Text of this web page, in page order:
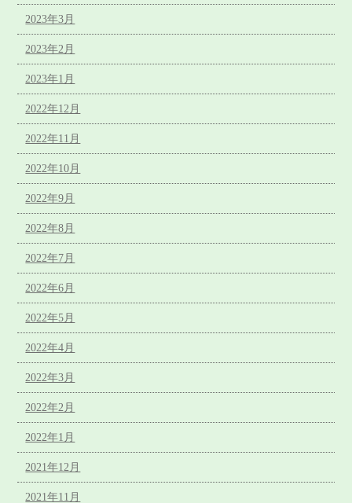
2023年3月
2023年2月
2023年1月
2022年12月
2022年11月
2022年10月
2022年9月
2022年8月
2022年7月
2022年6月
2022年5月
2022年4月
2022年3月
2022年2月
2022年1月
2021年12月
2021年11月